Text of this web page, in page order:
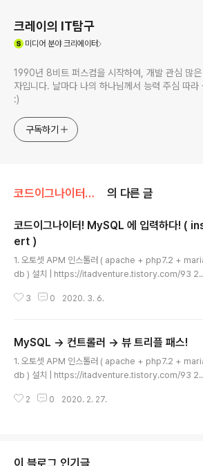
크레이의 IT탐구
미디어 분야 크리에이터
1990년 8비트 퍼스컴을 시작하여, 개발 관심 많
자입니다. 날마다 나의 하나님께서 능력 주심 따라
:)
구독하기
코드이그나이터와 php7와 mysql 의 다른 글
코드이그나이터! MySQL 에 입력하다! (
ert )
1. 오토셋 APM 인스톨러 ( apache + php7.2 +
db ) 설치 | https://itadventure.tistory.com/93 2.
venture.tistory.com/95 3. 비주얼 스튜디오 코드 에
ure.tistory.com/97 5. 웹페이지 편집(2) | https://
venture.tistory.com/101 6. 코드이그나이터4의
규칙 | https://itadventure.tistory.com/105 7. php..
3 0 2020. 3. 6.
MySQL -> 컨트롤러 -> 뷰 트리플 패스!
1. 오토셋 APM 인스톨러 ( apache + php7.2 +
db ) 설치 | https://itadventure.tistory.com/93 2.
venture.tistory.com/95 3. 비주얼 스튜디오 코드 에
venture.tistory.com/101 6. 코드이그나이터4의 URL
2 0 2020. 2. 27.
이 블로그 인기글